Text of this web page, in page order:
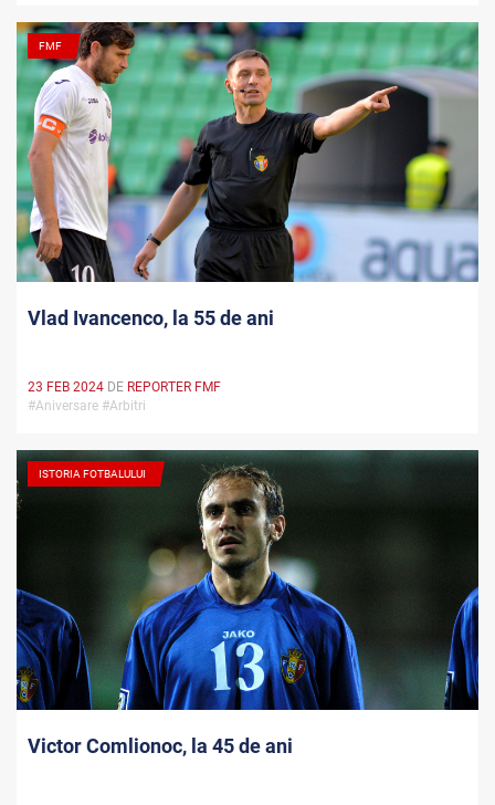
FMF
Vlad Ivancenco, la 55 de ani
23 FEB 2024 DE REPORTER FMF
#Aniversare #Arbitri
ISTORIA FOTBALULUI
Victor Comlionoc, la 45 de ani